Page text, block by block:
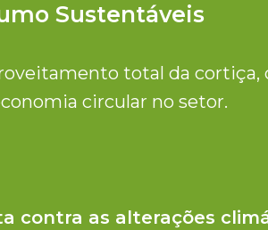
Sustentáveis
total da cortiça,
circular no setor.
contra as alterações